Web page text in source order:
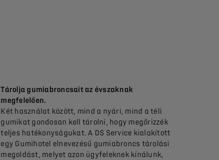
Tárolja gumiabroncsait az évszaknak
megfelelően.
Két használat között, mind a nyári, mind a téli
gumikat gondosan kell tárolni, hogy megőrizzék
teljes hatékonyságukat. A DS Service kialakított
egy Gumihotel elnevezésű gumiabroncs tárolási
megoldást, melyet azon ügyfeleknek kínálunk,